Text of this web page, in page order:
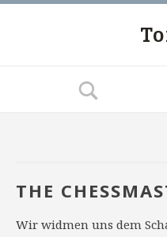
THE
Wir widmen uns dem